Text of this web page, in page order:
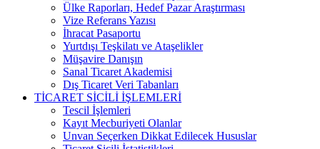
Ülke Raporları, Hedef Pazar Araştırması
Vize Referans Yazısı
İhracat Pasaportu
Yurtdışı Teşkilatı ve Ataşelikler
Müşavire Danışın
Sanal Ticaret Akademisi
Dış Ticaret Veri Tabanları
TİCARET SİCİLİ İŞLEMLERİ
Tescil İşlemleri
Kayıt Mecburiyeti Olanlar
Unvan Seçerken Dikkat Edilecek Hususlar